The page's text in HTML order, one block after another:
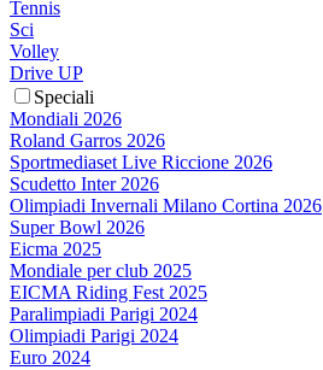
Tennis
Sci
Volley
Drive UP
Speciali
Mondiali 2026
Roland Garros 2026
Sportmediaset Live Riccione 2026
Scudetto Inter 2026
Olimpiadi Invernali Milano Cortina 2026
Super Bowl 2026
Eicma 2025
Mondiale per club 2025
EICMA Riding Fest 2025
Paralimpiadi Parigi 2024
Olimpiadi Parigi 2024
Euro 2024